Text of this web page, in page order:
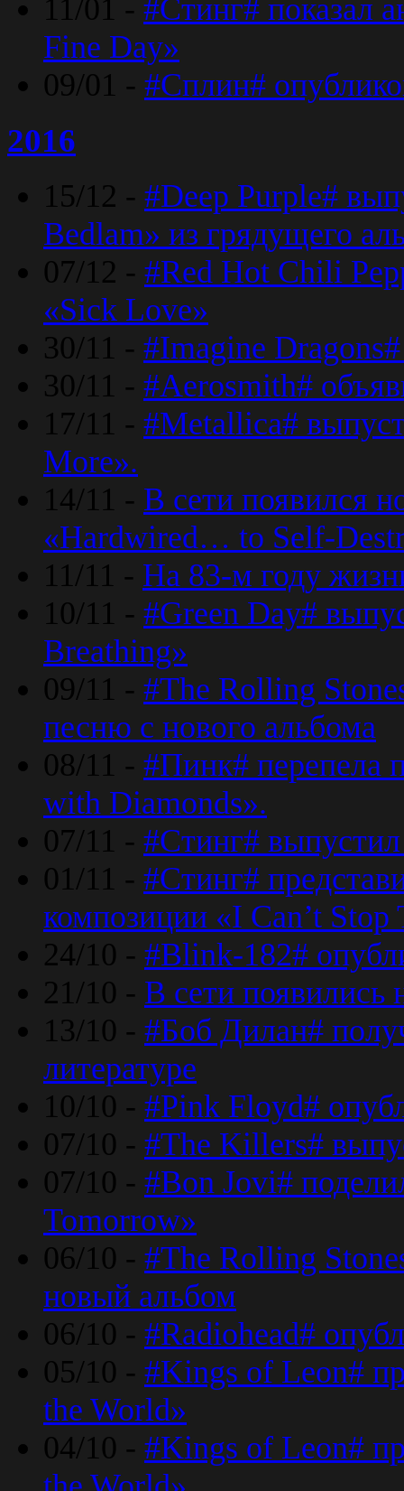
11/01 - #Стинг# показал
Fine Day»
09/01 - #Сплин#
2016
15/12 - #Deep Purple#
Bedlam» из грядущего
07/12 - #Red Hot Chili
«Sick Love»
30/11 - #Imagine
30/11 - #Aerosmith#
17/11 - #Metallica#
More».
14/11 - В сети появился
«Hardwired… to Self-
11/11 - На 83-м году
10/11 - #Green Day#
Breathing»
09/11 - #The Rolling
песню с нового альбома
08/11 - #Пинк# перепела
with Diamonds».
07/11 - #Стинг#
01/11 - #Стинг#
композиции «I Can’t
24/10 - #Blink-182#
21/10 - В сети появились
13/10 - #Боб Дилан#
литературе
10/10 - #Pink Floyd#
07/10 - #The Killers#
07/10 - #Bon Jovi#
Tomorrow»
06/10 - #The Rolling
новый альбом
06/10 - #Radiohead#
05/10 - #Kings of Leon#
the World»
04/10 - #Kings of Leon#